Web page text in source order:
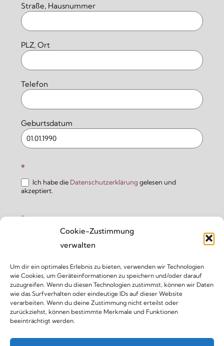
Cookie-Zustimmung
verwalten
Um dir ein optimales Erlebnis zu bieten, verwenden wir Technologien
wie Cookies, um Geräteinformationen zu speichern und/oder darauf
zuzugreifen. Wenn du diesen Technologien zustimmst, können wir Daten
wie das Surfverhalten oder eindeutige IDs auf dieser Website
verarbeiten. Wenn du deine Zustimmung nicht erteilst oder
zurückziehst, können bestimmte Merkmale und Funktionen
beeinträchtigt werden.
Straße, Hausnummer
PLZ, Ort
Telefon
Geburtsdatum
*
Ich habe die Datenschutzerklärung gelesen und
akzeptiert.
*
Als Mitglied bin ich bereit, einen (selbstgewählten)
Mitgliedsbeitrag zu leisten.
*
Ich bin einverstanden, dass mich der Verein kontaktiert.
Jetzt absenden